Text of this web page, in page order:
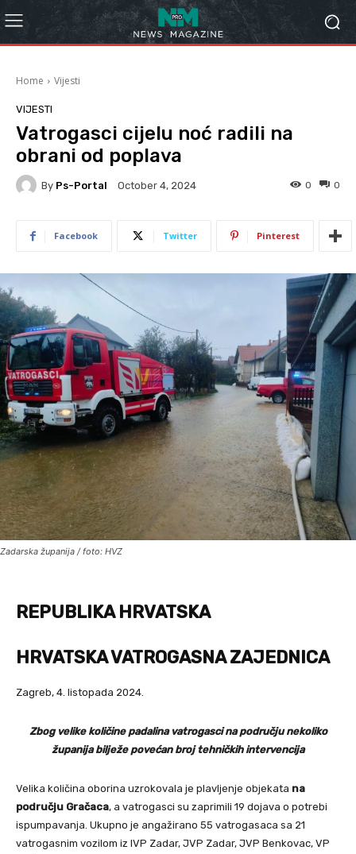
Home Vijesti
VIJESTI
Vatrogasci cijelu noć radili na
obrani od poplava
By Ps-Portal October 4, 2024 0
0
Facebook Twitter Pinterest
Zadarska županija / foto: HVZ
REPUBLIKA HRVATSKA
HRVATSKA VATROGASNA ZAJEDNICA
Zagreb, 4. listopada 2024.
Zbog velike količine padalina vatrogasci na području nekoliko
županija bilježe povećan broj tehničkih intervencija
Velika količina oborina uzrokovala je plavljenje objekata na
području Gračaca, a vatrogasci su zaprimili 19 dojava o potrebi
ispumpavanja. Ukupno je angažirano 55 vatrogasaca sa 21
vatrogasnim vozilom iz IVP Zadar, JVP Zadar, JVP Benkovac, VP